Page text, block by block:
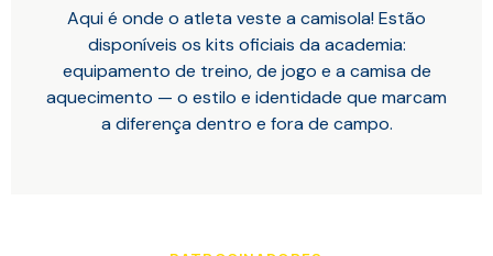
Aqui é onde o atleta veste a camisola! Estão
disponíveis os kits oficiais da academia:
equipamento de treino, de jogo e a camisa de
aquecimento — o estilo e identidade que marcam
a diferença dentro e fora de campo.